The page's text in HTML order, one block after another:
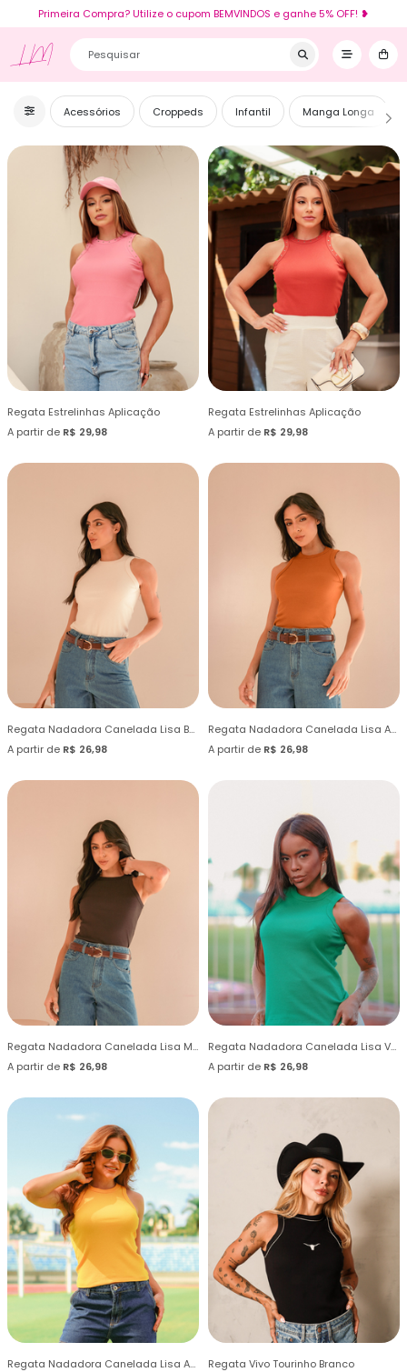
Primeira Compra? Utilize o cupom BEMVINDOS e ganhe 5% OFF! ❥
LM
Acessórios Croppeds Infantil Manga Longa
Regata Estrelinhas Aplicação
A partir de R$ 29,98
Regata Estrelinhas Aplicação
A partir de R$ 29,98
Regata Nadadora Canelada Lisa Bege Supernatural
A partir de R$ 26,98
Regata Nadadora Canelada Lisa Amarelo Amber
A partir de R$ 26,98
Regata Nadadora Canelada Lisa Marrom Dark
A partir de R$ 26,98
Regata Nadadora Canelada Lisa Verde Bandeira
A partir de R$ 26,98
Regata Nadadora Canelada Lisa Amarelo Canário
Regata Vivo Tourinho Branco